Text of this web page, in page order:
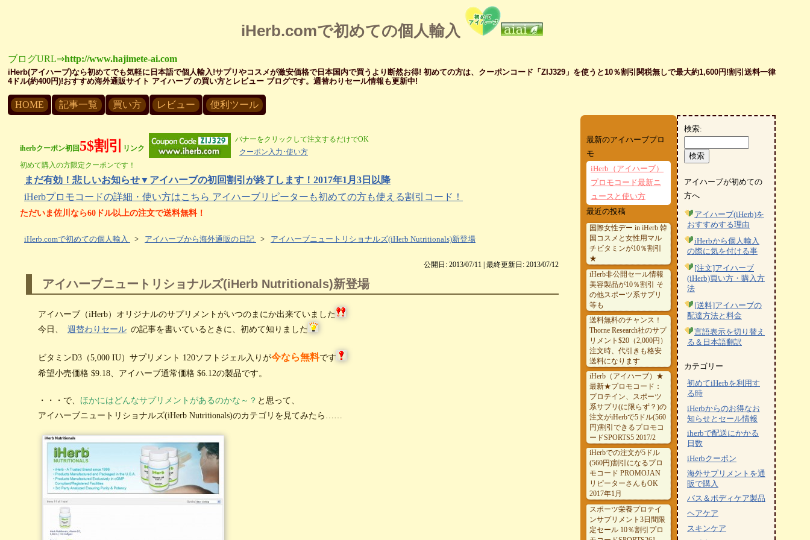
iHerb.comで初めての個人輸入
ブログURL⇒http://www.hajimete-ai.com
iHerb(アイハーブ)なら初めてでも気軽に日本語で個人輸入!サプリやコスメが激安価格で日本国内で買うより断然お得! 初めての方は、クーポンコード「ZIJ329」を使うと10％割引関税無しで最大約1,600円!割引送料一律
4ドル(約400円)!おすすめ海外通販サイト アイハーブ の買い方とレビュー ブログです。週替わりセール情報も更新中!
HOME 記事一覧 買い方 レビュー 便利ツール
iherbクーポン初回 5$割引
リンク
初めて購入の方限定クーポンです！
バナーをクリックして注文するだけでOK
クーポン入力･使い方
まだ有効！悲しいお知らせ▼アイハーブの初回割引が終了します！2017年1月3日以降
iHerbプロモコードの詳細・使い方はこちら アイハーブリピーターも初めての方も使える割引コード！
ただいま佐川なら60ドル以上の注文で送料無料！
iHerb.comで初めての個人輸入 > アイハーブから海外通販の日記 > アイハーブニュートリショナルズ(iHerb Nutritionals)新登場
公開日: 2013/07/11 | 最終更新日: 2013/07/12
アイハーブニュートリショナルズ(iHerb Nutritionals)新登場
アイハーブ（iHerb）オリジナルのサプリメントがいつのまにか出来ていました
今日、
週替わりセール の記事を書いているときに、初めて知りました
ビタミンD3（5,000 IU）サプリメント 120ソフトジェル入りが今なら無料です
希望小売価格 $9.18、アイハーブ通常価格 $6.12の製品です。
・・・で、 ほかにはどんなサプリメントがあるのかな～？ と思って、
アイハーブニュートリショナルズ(iHerb Nutritionals)のカテゴリを見てみたら……
検索:
アイハーブが初めての
方へ
アイハーブ(iHerb)を
おすすめする理由
iHerbから個人輸入
の際に気を付ける事
[注文]アイハーブ
(iHerb)買い方・購入方
法
[送料]アイハーブの
配達方法と料金
言語表示を切り替え
る＆日本語翻訳
カテゴリー
初めてiHerbを利用す
る時
iHerbからのお得なお
知らせとセール情報
iherbで配送にかかる
日数
iHerbクーポン
海外サプリメントを通
販で購入
バス＆ボディケア製品
ヘアケア
スキンケア
最新のアイハーブプロ
モ
iHerb（アイハーブ）
プロモコード最新ニ
ュースと使い方
最近の投稿
国際女性デー in iHerb 韓
国コスメと女性用マル
チビタミンが10％割引
★
iHerb非公開セール情報
美容製品が10％割引 そ
の他スポーツ系サプリ
等も
送料無料のチャンス！
Thorne Research社のサプ
リメント$20（2,000円）
注文時、代引きも格安
送料になります
iHerb（アイハーブ）★
最新★プロモコード：
プロテイン、スポーツ
系サプリ(に限らず？)の
注文がiHerbで5ドル(560
円)割引できるプロモコ
ードSPORTS5 2017/2
iHerbでの注文が5ドル
(560円)割引になるプロ
モコード PROMOJAN
リピーターさんもOK
2017年1月
スポーツ栄養プロテイ
ンサプリメント3日間限
定セール 10％割引プロ